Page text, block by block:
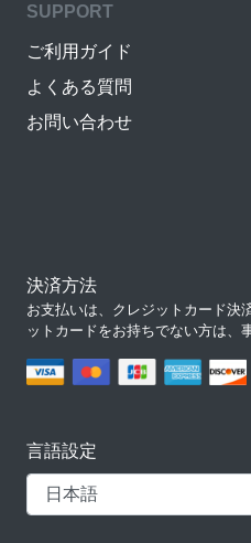
SUPPORT
ご利用ガイド
よくある質問
お問い合わせ
決済方法
お支払いは、クレジットカード決
ットカードをお持ちでない方は、
言語設定